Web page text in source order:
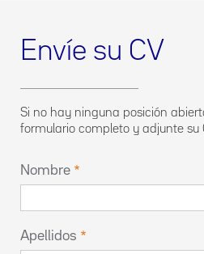
Envíe su CV
Si no hay ninguna posición
formulario completo y adjunte su
Nombre
Apellidos